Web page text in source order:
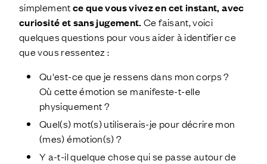
simplementce que vous vivez en cet instant, avec
curiosité et sans jugement. Ce faisant, voici
quelques questions pour vous aider à identifier ce
que vous ressentez :
Qu'est-ce que je ressens dans mon corps ?
Où cette émotion se manifeste-t-elle
physiquement ?
Quel(s) mot(s) utiliserais-je pour décrire mon
(mes) émotion(s) ?
Y a-t-il quelque chose qui se passe autour de